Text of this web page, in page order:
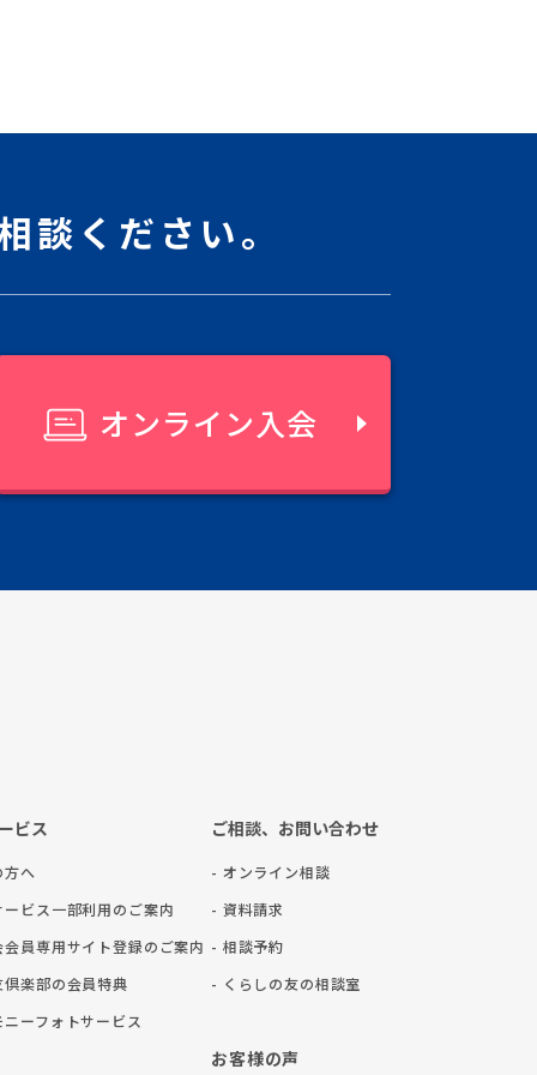
談ください。
オンライン入会
ビス
へ
ビス一部利用のご案内
員専用サイト登録のご案内
楽部の会員特典
ーフォトサービス
ご相談、お問い合わせ
- オンライン相談
- 資料請求
- 相談予約
- くらしの友の相談室
お客様の声